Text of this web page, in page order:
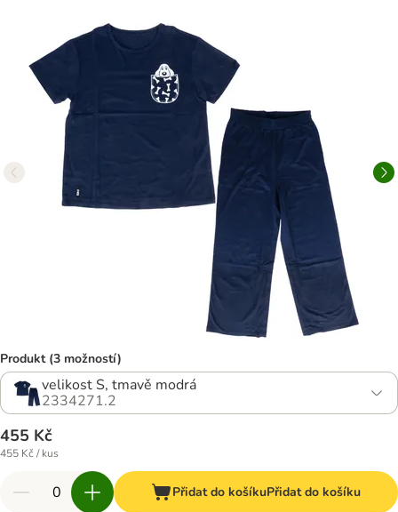
Produkt (3 možností)
velikost S, tmavě modrá
2334271.2
455 Kč
455 Kč / kus
Přidat do košíkuPřidat do košíku